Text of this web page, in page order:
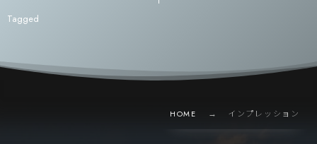
Tagged
HOME インプレッション